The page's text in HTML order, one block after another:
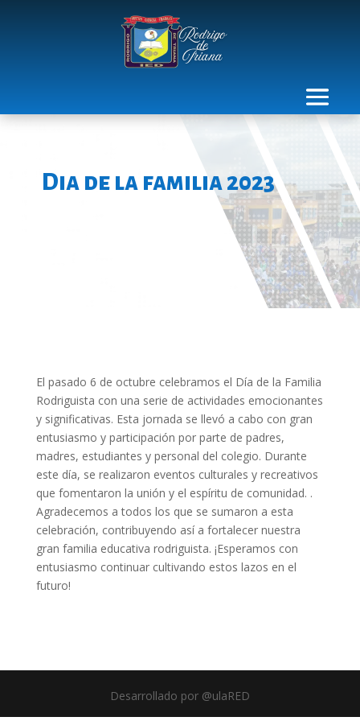
Dia de la familia 2023
El pasado 6 de octubre celebramos el Día de la Familia
Rodriguista con una serie de actividades emocionantes
y significativas. Esta jornada se llevó a cabo con gran
entusiasmo y participación por parte de padres,
madres, estudiantes y personal del colegio. Durante
este día, se realizaron eventos culturales y recreativos
que fomentaron la unión y el espíritu de comunidad. .
Agradecemos a todos los que se sumaron a esta
celebración, contribuyendo así a fortalecer nuestra
gran familia educativa rodriguista. ¡Esperamos con
entusiasmo continuar cultivando estos lazos en el
futuro!
Desarrollado por @ulaRED